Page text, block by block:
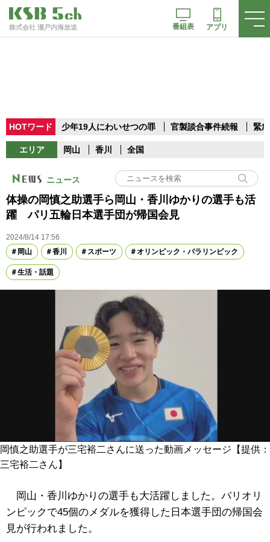
株式会社 瀬戸内海放送 番組表 アプリ
HOTワード 少年19人にわいせつの罪 官製談合事件続報 緊
エリア 岡山 香川 全国
ニュース
体操の岡慎之助選手ら岡山・香川ゆかりの選手も活
躍 パリ五輪日本選手団が帰国会見
2024/8/14 17:56
岡山
香川 スポーツ オリンピック・パラリンピック
生活・話題
岡慎之助選手が三宅裕二さんに送った動画メッセージ【提供：
三宅裕二さん】
岡山・香川ゆかりの選手も大活躍しました。パリオリ
ンピックで45個のメダルを獲得した日本選手団の帰国会
見が行われました。